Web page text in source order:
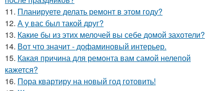
11. Планируете делать ремонт в этом году?
12. А у вас был такой друг?
13. Какие бы из этих мелочей вы себе домой захотели?
14. Вот что значит - дофаминовый интерьер.
15. Какая причина для ремонта вам самой нелепой
кажется?
16. Пора квартиру на новый год готовить!